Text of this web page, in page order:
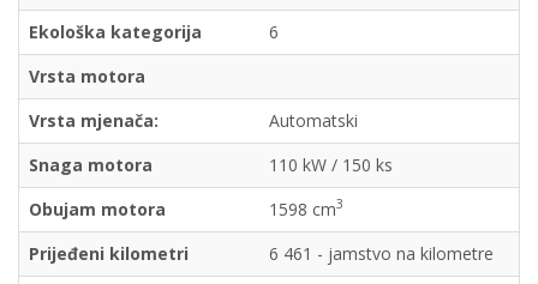
Ekološka kategorija
6
Vrsta motora
Vrsta mjenača:
Automatski
Snaga motora
110 kW / 150 ks
Obujam motora
1598 cm3
Prijeđeni kilometri
6 461 - jamstvo na kilometre